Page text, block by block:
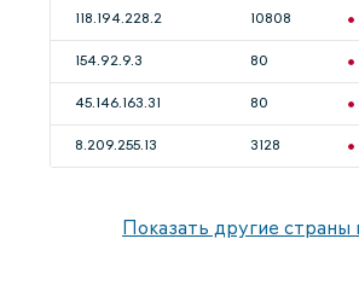
118.194.228.2 10808
154.92.9.3 80
45.146.163.31 80
8.209.255.13 3128
Показать другие страны